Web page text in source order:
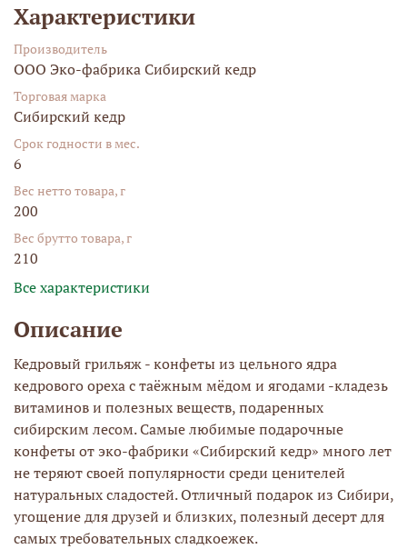
Характеристики
Производитель
ООО Эко-фабрика Сибирский кедр
Торговая марка
Сибирский кедр
Срок годности в мес.
6
Вес нетто товара, г
200
Вес брутто товара, г
210
Все характеристики
Описание
Кедровый грильяж - конфеты из цельного ядра
кедрового ореха с таёжным мёдом и ягодами -кладезь
витаминов и полезных веществ, подаренных
сибирским лесом. Самые любимые подарочные
конфеты от эко-фабрики «Сибирский кедр» много лет
не теряют своей популярности среди ценителей
натуральных сладостей. Отличный подарок из Сибири,
угощение для друзей и близких, полезный десерт для
самых требовательных сладкоежек.